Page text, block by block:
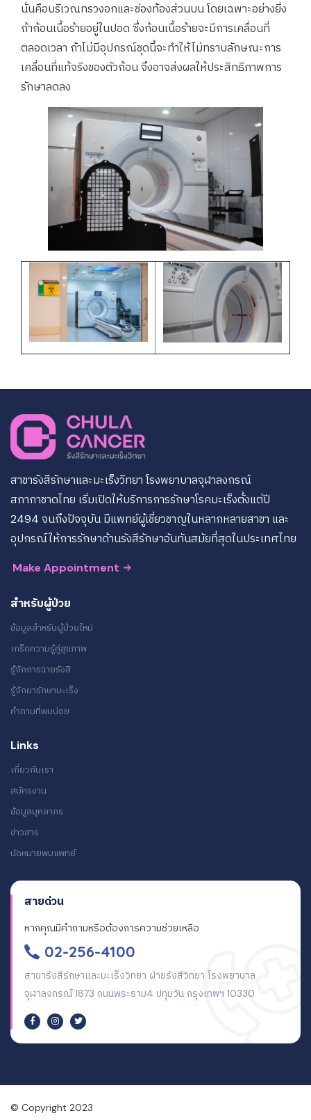
นั่นคือบริเวณทรวงอกและช่องท้องส่วนบน โดยเฉพาะอย่างยิ่ง
ถ้าก้อนเนื้อร้ายอยู่ในปอด ซึ่งก้อนเนื้อร้ายจะมีการเคลื่อนที่
ตลอดเวลา ถ้าไม่มีอุปกรณ์ชุดนี้จะทำให้ไม่ทราบลักษณะการ
เคลื่อนที่แท้จริงของตัวก้อน จึงอาจส่งผลให้ประสิทธิภาพการ
รักษาลดลง
สาขารังสีรักษาและมะเร็งวิทยา โรงพยาบาลจุฬาลงกรณ์
สภากาชาดไทย เริ่มเปิดให้บริการการรักษาโรคมะเร็งตั้งแต่ปี
2494 จนถึงปัจจุบัน มีแพทย์ผู้เชี่ยวชาญในหลากหลายสาขา และ
อุปกรณ์ให้การรักษาด้านรังสีรักษาอันทันสมัยที่สุดในประเทศไทย
Make Appointment
สำหรับผู้ป่วย
ข้อมูลสำหรับผู้ป่วยใหม่
เกร็ดความรู้คู่สุขภาพ
รู้จักการฉายรังสี
รู้จักยารักษามะเร็ง
คำถามที่พบบ่อย
Links
เกี่ยวกับเรา
สมัครงาน
ข้อมูลบุคลากร
ข่าวสาร
นัดหมายพบแพทย์
สายด่วน
หากคุณมีคำถามหรือต้องการความช่วยเหลือ
02-256-4100
สาขารังสีรักษาและมะเร็งวิทยา ฝ่ายรังสีวิทยา โรงพยาบาล
จุฬาลงกรณ์ 1873 ถนนพระราม4 ปทุมวัน กรุงเทพฯ 10330
© Copyright 2023